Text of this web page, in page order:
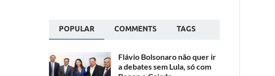
POPULAR COMMENTS TAGS
Flávio Bolsonaro não quer ir
a debates sem Lula, só com